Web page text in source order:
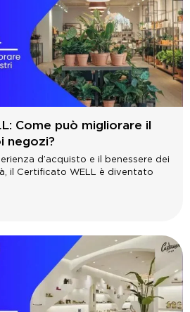
Come può migliorare il
negozi?
d’acquisto e il benessere dei
il Certificato WELL è diventato